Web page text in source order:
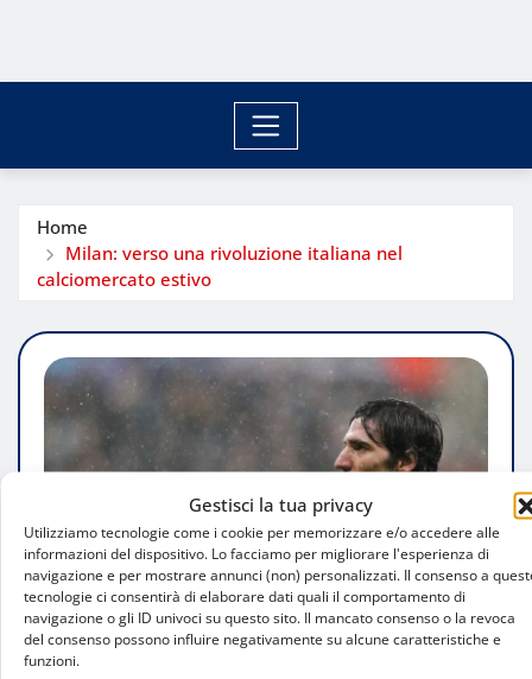
Gestisci la tua privacy
Utilizziamo tecnologie come i cookie per memorizzare e/o accedere alle
informazioni del dispositivo. Lo facciamo per migliorare l'esperienza di
navigazione e per mostrare annunci (non) personalizzati. Il consenso a
tecnologie ci consentirà di elaborare dati quali il comportamento di
navigazione o gli ID univoci su questo sito. Il mancato consenso o la revoca
del consenso possono influire negativamente su alcune caratteristiche e
funzioni.
Home
Milan: verso una rivoluzione italiana nel
calciomercato estivo